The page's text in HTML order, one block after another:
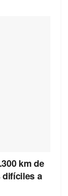
km de
difíciles a